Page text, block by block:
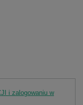
i zalogowaniu w